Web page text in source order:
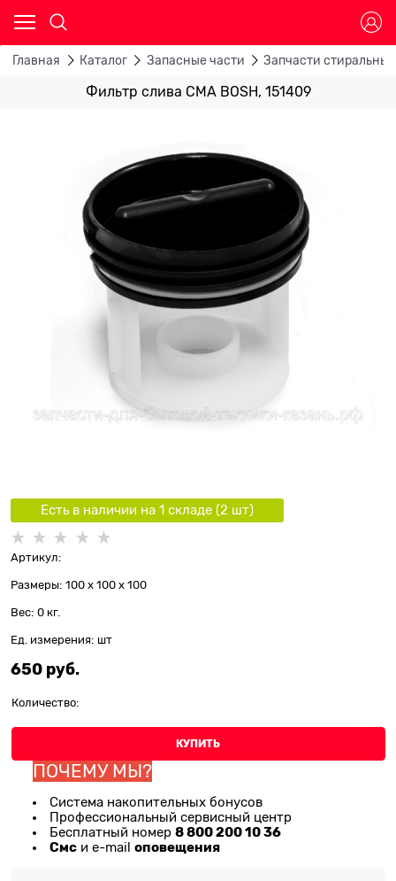
Главная Каталог Запасные части Запчасти
Фильтр слива CMA BOSH, 151409
Есть в наличии на 1 складe (2 шт)
Артикул:
Размеры: 100 x 100 x 100
Вес: 0 кг.
Ед. измерения: шт
650 руб.
Количество:
КУПИТЬ
ПОЧЕМУ МЫ?
Система накопительных бонусов
Профессиональный сервисный центр
Бесплатный номер 8 800 200 10 36
Смс и e-mail оповещения